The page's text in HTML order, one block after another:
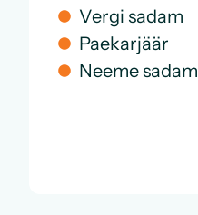
Vergi sadam
Paekarjäär
Neeme sadam